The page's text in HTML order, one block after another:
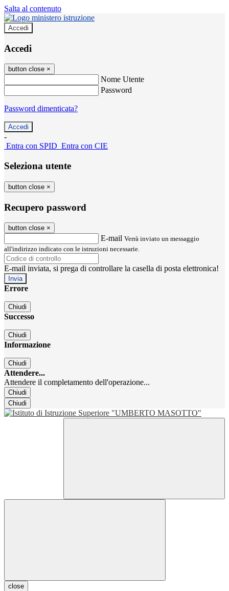
Salta al contenuto
Accedi
Accedi
button close ×
Nome Utente
Password
Password dimenticata?
-
Entra con SPID Entra con CIE
Seleziona utente
button close ×
Recupero password
button close ×
E-mail Verrà inviato un messaggio
all'indirizzo indicato con le istruzioni necessarie.
E-mail inviata, si prega di controllare la casella di posta elettronica!
Errore
Chiudi
Successo
Chiudi
Informazione
Chiudi
Attendere...
Attendere il completamento dell'operazione...
Chiudi
Chiudi
close